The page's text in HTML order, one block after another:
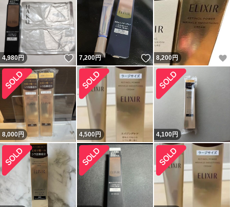
4,980円 いいね！
7,200円 いいね！
8,200円
8,000円 4,500円 4,100円